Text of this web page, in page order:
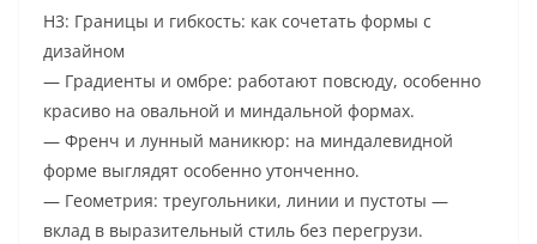
H3: Границы и гибкость: как сочетать формы с
дизайном
— Градиенты и омбре: работают повсюду, особенно
красиво на овальной и миндальной формах.
— Френч и лунный маникюр: на миндалевидной
форме выглядят особенно утонченно.
— Геометрия: треугольники, линии и пустоты —
вклад в выразительный стиль без перегрузи.